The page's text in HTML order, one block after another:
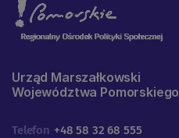
Urząd Marszałkowski
Województwa Pomorskiego
Telefon +48 58 32 68 555